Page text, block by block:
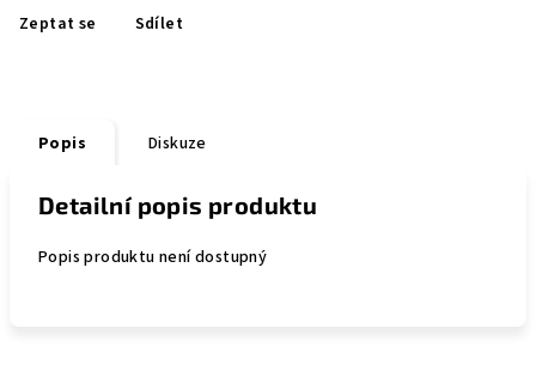
Zeptat se Sdílet
Popis Diskuze
Detailní popis produktu
Popis produktu není dostupný